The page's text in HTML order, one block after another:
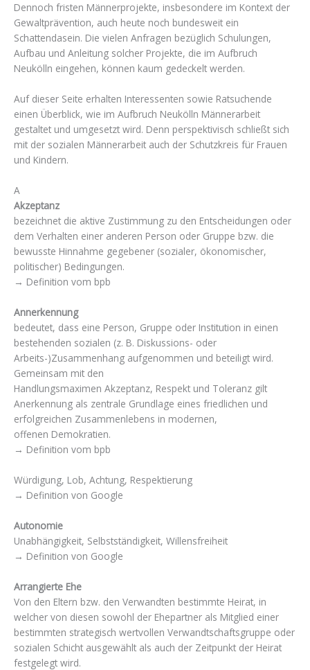
Dennoch fristen Männerprojekte, insbesondere im Kontext der
Gewaltprävention, auch heute noch bundesweit ein
Schattendasein. Die vielen Anfragen bezüglich Schulungen,
Aufbau und Anleitung solcher Projekte, die im Aufbruch
Neukölln eingehen, können kaum gedeckelt werden.
Auf dieser Seite erhalten Interessenten sowie Ratsuchende
einen Überblick, wie im Aufbruch Neukölln Männerarbeit
gestaltet und umgesetzt wird. Denn perspektivisch schließt sich
mit der sozialen Männerarbeit auch der Schutzkreis für Frauen
und Kindern.
A
Akzeptanz
bezeichnet die aktive Zustimmung zu den Entscheidungen oder
dem Verhalten einer anderen Person oder Gruppe bzw. die
bewusste Hinnahme gegebener (sozialer, ökonomischer,
politischer) Bedingungen.
→ Definition vom bpb
Annerkennung
bedeutet, dass eine Person, Gruppe oder Institution in einen
bestehenden sozialen (z. B. Diskussions- oder
Arbeits-)Zusammenhang aufgenommen und beteiligt wird.
Gemeinsam mit den
Handlungsmaximen Akzeptanz, Respekt und Toleranz gilt
Anerkennung als zentrale Grundlage eines friedlichen und
erfolgreichen Zusammenlebens in modernen,
offenen Demokratien.
→ Definition vom bpb
Würdigung, Lob, Achtung, Respektierung
→ Definition von Google
Autonomie
Unabhängigkeit, Selbstständigkeit, Willensfreiheit
→ Definition von Google
Arrangierte Ehe
Von den Eltern bzw. den Verwandten bestimmte Heirat, in
welcher von diesen sowohl der Ehepartner als Mitglied einer
bestimmten strategisch wertvollen Verwandtschaftsgruppe oder
sozialen Schicht ausgewählt als auch der Zeitpunkt der Heirat
festgelegt wird.